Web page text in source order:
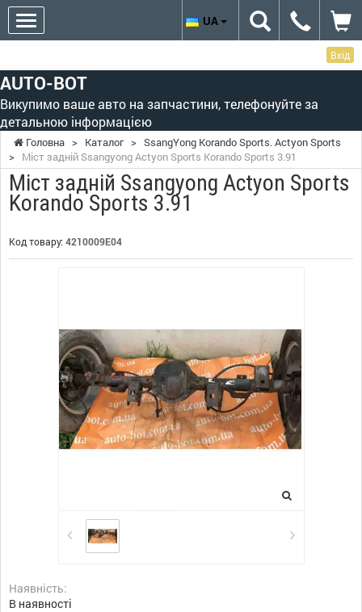
Вхід
AUTO-BOT
Викупимо ваше авто на запчастини, телефонуйте за
детальною інформацією
UA
Головна > Каталог > SsangYong Korando Sports. Actyon Sports
> Міст задній Ssangyong Actyon Sports Korando Sports 3.91
Міст задній Ssangyong Actyon Sports
Korando Sports 3.91
Код товару: 4210009E04
Наявність:
В наявності